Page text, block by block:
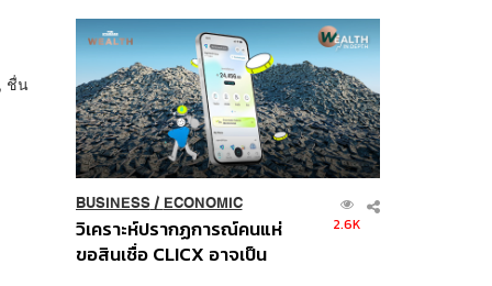
ชื่น
Order
BUSINESS/ ECONOMIC
วิเคราะห์ปรากฏการณ์คนแห่
ขอสินเชื่อ CLICX อาจเป็น
2.6K